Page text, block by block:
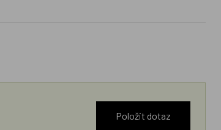
Položit dotaz